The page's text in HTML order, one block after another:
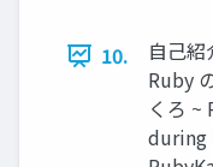
10.
自己
Ruby
くろ
during